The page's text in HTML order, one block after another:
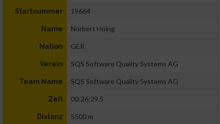
Startnummer 19664
Name Norbert Höing
Nation GER
Verein SQS Software Quality Systems AG
Team Name SQS Software Quality Systems AG
Zeit 00:26:29.5
Distanz 5500 m